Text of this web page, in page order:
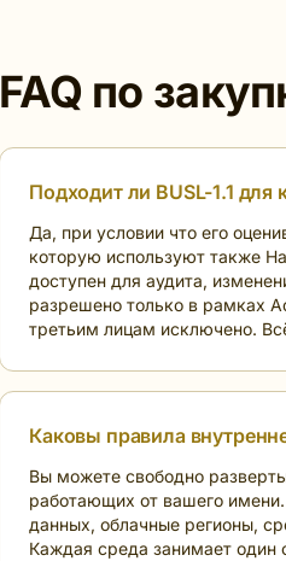
FAQ по
Подходит ли BUSL-1.1 для
Да, при условии что его
которую используют также
доступен для аудита,
разрешено только в рамках
третьим лицам исключено.
Каковы правила
Вы можете свободно
работающих от вашего
данных, облачные регионы,
Каждая среда занимает один